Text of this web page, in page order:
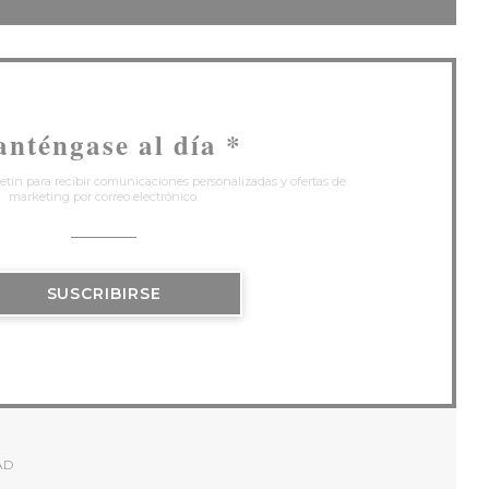
al día *
para recibir comunicaciones personalizadas y ofertas de
marketing por correo electrónico.
SUSCRIBIRSE
EN UNA NUEVA VENTANA))